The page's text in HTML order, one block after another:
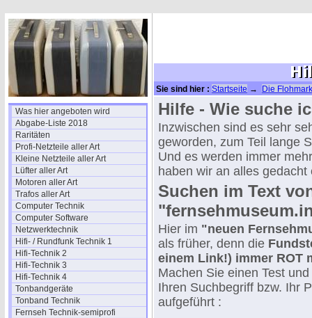
Was hier angeboten wird
Abgabe-Liste 2018
Raritäten
Profi-Netzteile aller Art
Kleine Netzteile aller Art
Lüfter aller Art
Motoren aller Art
Trafos aller Art
Computer Technik
Computer Software
Netzwerktechnik
Hifi- / Rundfunk Technik 1
Hifi-Technik 2
Hifi-Technik 3
Hifi-Technik 4
Tonbandgeräte
Tonband Technik
Fernseh Technik-semiprofi
Sie sind hier : Startseite → Die
Hilfe - Wie suche
Inzwischen sind es sehr
geworden, zum Teil lange
Und es werden immer
haben wir an alles gedacht
Suchen im Text
Hier im "neuen
als früher, denn die
einem Link!) immer ROT
Machen Sie einen Test
Ihren Suchbegriff bzw. Ihr
aufgeführt :